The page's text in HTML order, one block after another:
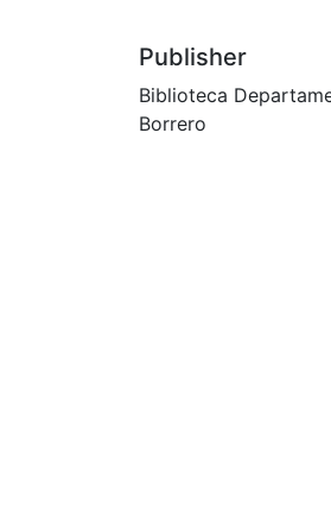
Publisher
Biblioteca
Borrero